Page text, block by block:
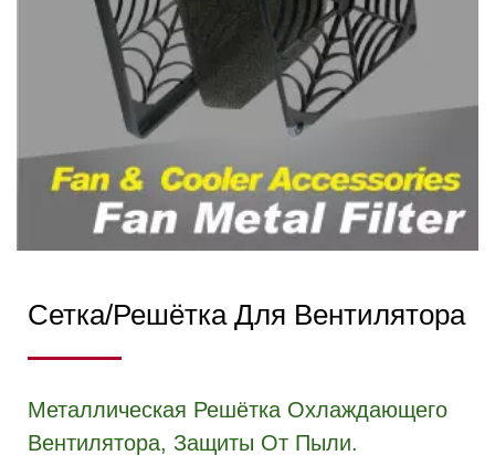
Сетка/решётка Для Вентилятора
Металлическая Решётка Охлаждающего
Вентилятора, Защиты От Пыли.